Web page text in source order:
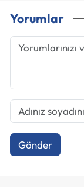
Yorumlar
Gönder